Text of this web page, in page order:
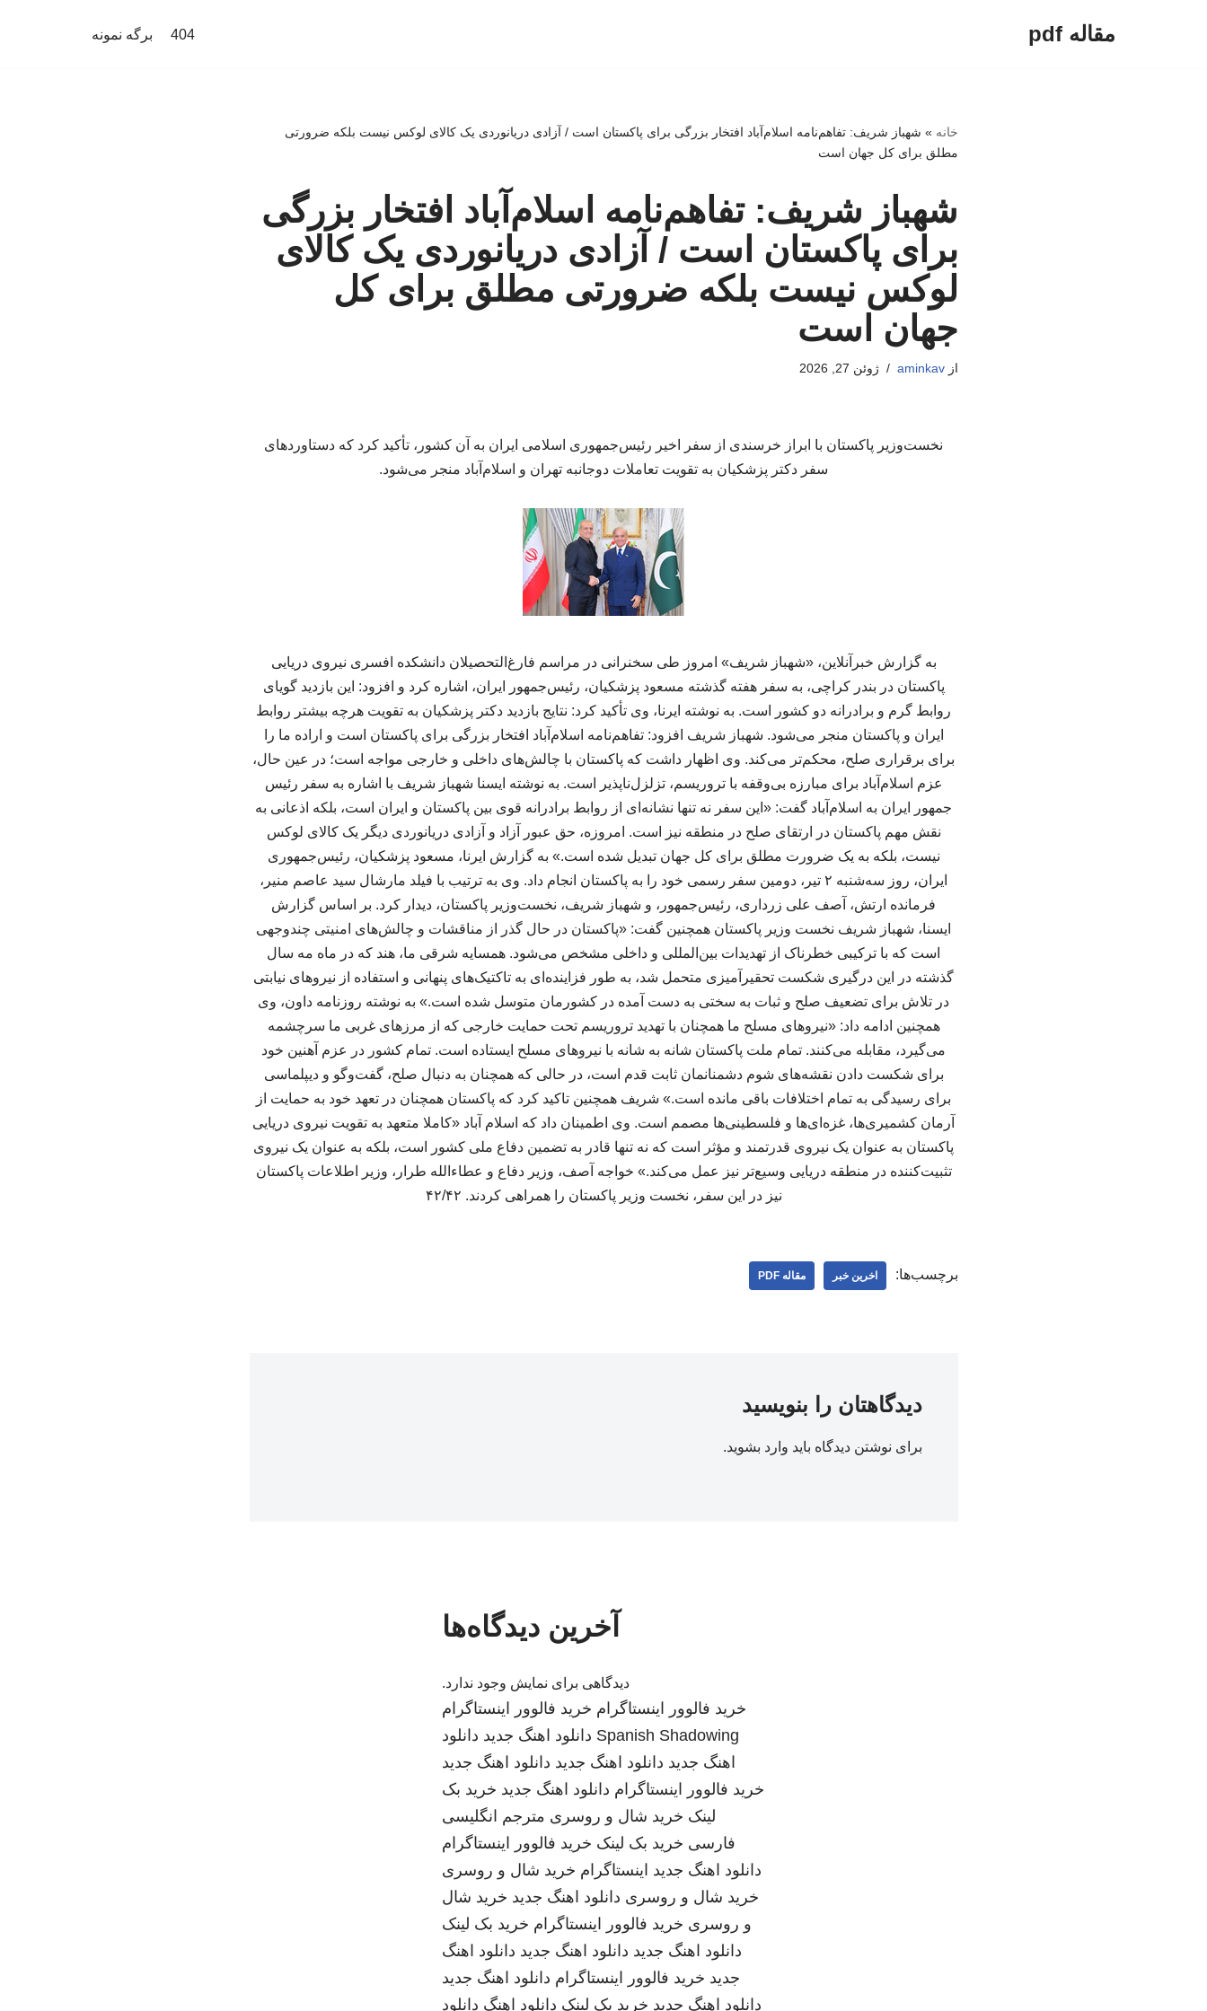
مقاله pdf 404 برگه نمونه
خانه » شهباز شریف: تفاهم‌نامه اسلام‌آباد افتخار بزرگی برای پاکستان است / آزادی دریانوردی یک کالای لوکس نیست بلکه ضرورتی
مطلق برای کل جهان است
شهباز شریف: تفاهم‌نامه اسلام‌آباد افتخار بزرگی
برای پاکستان است / آزادی دریانوردی یک کالای
لوکس نیست بلکه ضرورتی مطلق برای کل
جهان است
ازaminkav ژوئن 27, 2026
نخست‌وزیر پاکستان با ابراز خرسندی از سفر اخیر رئیس‌جمهوری اسلامی ایران به آن کشور، تأکید کرد که دستاوردهای
سفر دکتر پزشکیان به تقویت تعاملات دوجانبه تهران و اسلام‌آباد منجر می‌شود.
به گزارش خبرآنلاین، «شهباز شریف» امروز طی سخنرانی در مراسم فارغ‌التحصیلان دانشکده افسری نیروی دریایی
پاکستان در بندر کراچی، به سفر هفته گذشته مسعود پزشکیان، رئیس‌جمهور ایران، اشاره کرد و افزود: این بازدید گویای
روابط گرم و برادرانه دو کشور است. به نوشته ایرنا، وی تأکید کرد: نتایج بازدید دکتر پزشکیان به تقویت هرچه بیشتر روابط
ایران و پاکستان منجر می‌شود. شهباز شریف افزود: تفاهم‌نامه اسلام‌آباد افتخار بزرگی برای پاکستان است و اراده ما را
برای برقراری صلح، محکم‌تر می‌کند. وی اظهار داشت که پاکستان با چالش‌های داخلی و خارجی مواجه است؛ در عین حال،
عزم اسلام‌آباد برای مبارزه بی‌وقفه با تروریسم، تزلزل‌ناپذیر است. به نوشته ایسنا شهباز شریف با اشاره به سفر رئیس
جمهور ایران به اسلام‌آباد گفت: «این سفر نه تنها نشانه‌ای از روابط برادرانه قوی بین پاکستان و ایران است، بلکه اذعانی به
نقش مهم پاکستان در ارتقای صلح در منطقه نیز است. امروزه، حق عبور آزاد و آزادی دریانوردی دیگر یک کالای لوکس
نیست، بلکه به یک ضرورت مطلق برای کل جهان تبدیل شده است.» به گزارش ایرنا، مسعود پزشکیان، رئیس‌جمهوری
ایران، روز سه‌شنبه ۲ تیر، دومین سفر رسمی خود را به پاکستان انجام داد. وی به ترتیب با فیلد مارشال سید عاصم منیر،
فرمانده ارتش، آصف علی زرداری، رئیس‌جمهور، و شهباز شریف، نخست‌وزیر پاکستان، دیدار کرد. بر اساس گزارش
ایسنا، شهباز شریف نخست وزیر پاکستان همچنین گفت: «پاکستان در حال گذر از مناقشات و چالش‌های امنیتی چندوجهی
است که با ترکیبی خطرناک از تهدیدات بین‌المللی و داخلی مشخص می‌شود. همسایه شرقی ما، هند که در ماه مه سال
گذشته در این درگیری شکست تحقیرآمیزی متحمل شد، به طور فزاینده‌ای به تاکتیک‌های پنهانی و استفاده از نیروهای نیابتی
در تلاش برای تضعیف صلح و ثبات به سختی به دست آمده در کشورمان متوسل شده است.» به نوشته روزنامه داون، وی
همچنین ادامه داد: «نیروهای مسلح ما همچنان با تهدید تروریسم تحت حمایت خارجی که از مرزهای غربی ما سرچشمه
می‌گیرد، مقابله می‌کنند. تمام ملت پاکستان شانه به شانه با نیروهای مسلح ایستاده است. تمام کشور در عزم آهنین خود
برای شکست دادن نقشه‌های شوم دشمنانمان ثابت قدم است، در حالی که همچنان به دنبال صلح، گفت‌وگو و دیپلماسی
برای رسیدگی به تمام اختلافات باقی مانده است.» شریف همچنین تاکید کرد که پاکستان همچنان در تعهد خود به حمایت از
آرمان کشمیری‌ها، غزه‌ای‌ها و فلسطینی‌ها مصمم است. وی اطمینان داد که اسلام آباد «کاملا متعهد به تقویت نیروی دریایی
پاکستان به عنوان یک نیروی قدرتمند و مؤثر است که نه تنها قادر به تضمین دفاع ملی کشور است، بلکه به عنوان یک نیروی
تثبیت‌کننده در منطقه دریایی وسیع‌تر نیز عمل می‌کند.» خواجه آصف، وزیر دفاع و عطاءالله طرار، وزیر اطلاعات پاکستان
نیز در این سفر، نخست وزیر پاکستان را همراهی کردند. ۴۲/۴۲
برچسب‌ها: اخرین خبر مقاله PDF
دیدگاهتان را بنویسید
برای نوشتن دیدگاه باید وارد بشوید.
آخرین دیدگاه‌ها
دیدگاهی برای نمایش وجود ندارد.
خرید فالوور اینستاگرام خرید فالوور اینستاگرام
Spanish Shadowing دانلود اهنگ جدید دانلود
اهنگ جدید دانلود اهنگ جدید دانلود اهنگ جدید
خرید فالوور اینستاگرام دانلود اهنگ جدید خرید بک
لینک خرید شال و روسری مترجم انگلیسی
فارسی خرید بک لینک خرید فالوور اینستاگرام
دانلود اهنگ جدید اینستاگرام خرید شال و روسری
خرید شال و روسری دانلود اهنگ جدید خرید شال
و روسری خرید فالوور اینستاگرام خرید بک لینک
دانلود اهنگ جدید دانلود اهنگ جدید دانلود اهنگ
جدید خرید فالوور اینستاگرام دانلود اهنگ جدید
دانلود اهنگ جدید خرید بک لینک دانلود اهنگ دانلود